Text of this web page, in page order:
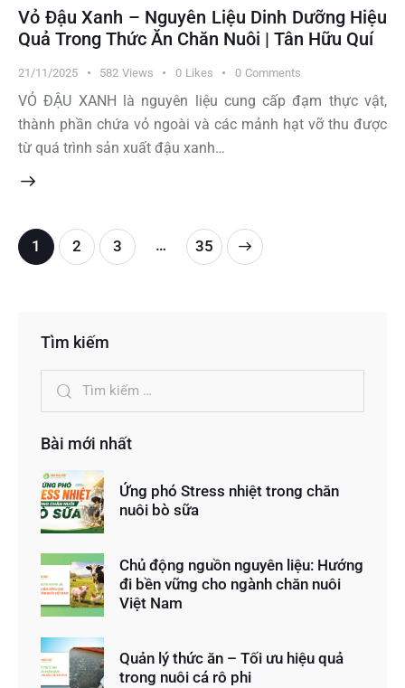
Vỏ Đậu Xanh – Nguyên Liệu Dinh Dưỡng Hiệu
Quả Trong Thức Ăn Chăn Nuôi | Tân Hữu Quí
21/11/2025 582 Views 0 Likes 0 Comments
VỎ ĐẬU XANH là nguyên liệu cung cấp đạm thực vật,
thành phần chứa vỏ ngoài và các mảnh hạt vỡ thu được
từ quá trình sản xuất đậu xanh…
1 2 3 … 35
>
Tìm kiếm
Bài mới nhất
Ứng phó Stress nhiệt trong chăn
nuôi bò sữa
Chủ động nguồn nguyên liệu: Hướng
đi bền vững cho ngành chăn nuôi
Việt Nam
Quản lý thức ăn – Tối ưu hiệu quả
trong nuôi cá rô phi